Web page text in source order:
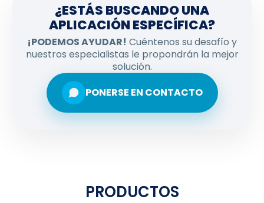
¿ESTÁS BUSCANDO UNA
APLICACIÓN ESPECÍFICA?
¡PODEMOS AYUDAR! Cuéntenos su desafío y
nuestros especialistas le propondrán la mejor
solución.
PONERSE EN CONTACTO
PRODUCTOS